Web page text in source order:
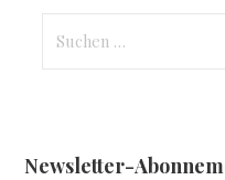
nach:
Newsletter-